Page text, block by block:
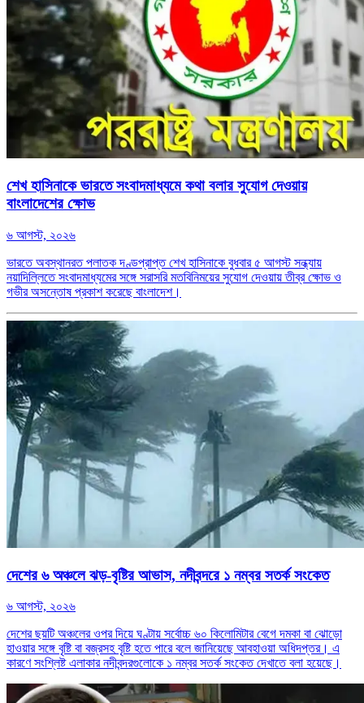
শেখ হাসিনাকে ভারতে সংবাদমাধ্যমে কথা বলার সুযোগ দেওয়ায়
বাংলাদেশের ক্ষোভ
৬ আগস্ট, ২০২৬
ভারতে অবস্থানরত পলাতক দণ্ডপ্রাপ্ত শেখ হাসিনাকে বুধবার ৫ আগস্ট সন্ধ্যায়
নয়াদিল্লিতে সংবাদমাধ্যমের সঙ্গে সরাসরি মতবিনিময়ের সুযোগ দেওয়ায় তীব্র ক্ষোভ ও
গভীর অসন্তোষ প্রকাশ করেছে বাংলাদেশ।
দেশের ৬ অঞ্চলে ঝড়-বৃষ্টির আভাস, নদীবন্দরে ১ নম্বর সতর্ক সংকেত
৬ আগস্ট, ২০২৬
দেশের ছয়টি অঞ্চলের ওপর দিয়ে ঘণ্টায় সর্বোচ্চ ৬০ কিলোমিটার বেগে দমকা বা ঝোড়ো
হাওয়ার সঙ্গে বৃষ্টি বা বজ্রসহ বৃষ্টি হতে পারে বলে জানিয়েছে আবহাওয়া অধিদপ্তর। এ
কারণে সংশ্লিষ্ট এলাকার নদীবন্দরগুলোকে ১ নম্বর সতর্ক সংকেত দেখাতে বলা হয়েছে।